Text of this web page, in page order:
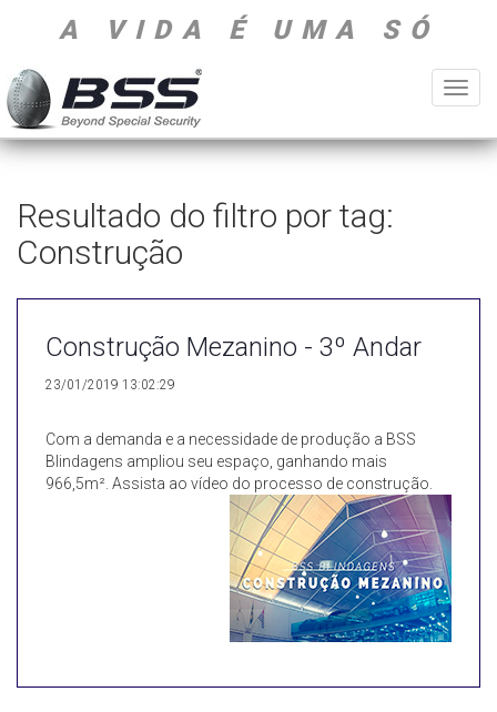
A VIDA É UMA SÓ
Resultado do filtro por tag:
Construção
Construção Mezanino - 3º Andar
23/01/2019 13:02:29
Com a demanda e a necessidade de produção a BSS
Blindagens ampliou seu espaço, ganhando mais
966,5m². Assista ao vídeo do processo de construção.